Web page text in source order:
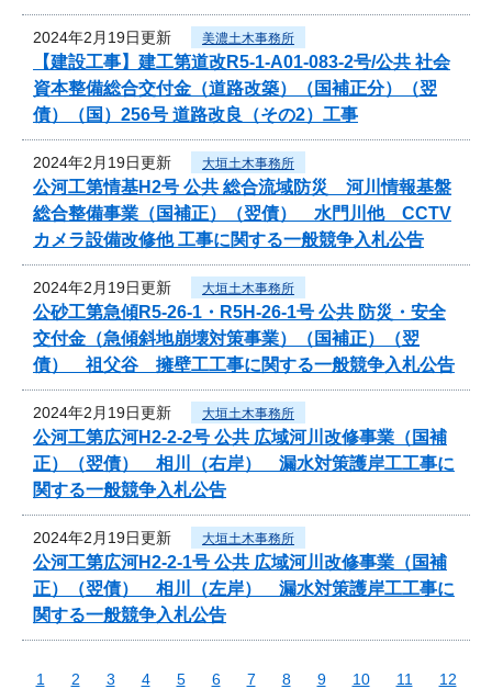
2024年2月19日更新 美濃土木事務所
【建設工事】建工第道改R5-1-A01-083-2号/公共 社会
資本整備総合交付金（道路改築）（国補正分）（翌
債）（国）256号 道路改良（その2）工事
2024年2月19日更新 大垣土木事務所
公河工第情基H2号 公共 総合流域防災 河川情報基盤
総合整備事業（国補正）（翌債） 水門川他 CCTV
カメラ設備改修他 工事に関する一般競争入札公告
2024年2月19日更新 大垣土木事務所
公砂工第急傾R5-26-1・R5H-26-1号 公共 防災・安全
交付金（急傾斜地崩壊対策事業）（国補正）（翌
債） 祖父谷 擁壁工工事に関する一般競争入札公告
2024年2月19日更新 大垣土木事務所
公河工第広河H2-2-2号 公共 広域河川改修事業（国補
正）（翌債） 相川（右岸） 漏水対策護岸工工事に
関する一般競争入札公告
2024年2月19日更新 大垣土木事務所
公河工第広河H2-2-1号 公共 広域河川改修事業（国補
正）（翌債） 相川（左岸） 漏水対策護岸工工事に
関する一般競争入札公告
1 2 3 4 5 6 7 8 9 10 11
12